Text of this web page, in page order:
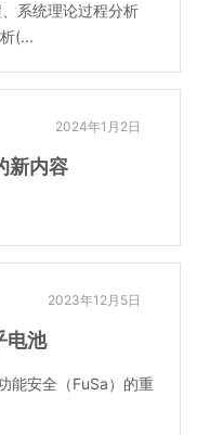
系统理论过程分析
(...
2024年1月2日
新内容
2023年12月5日
电池
能安全（FuSa）的重